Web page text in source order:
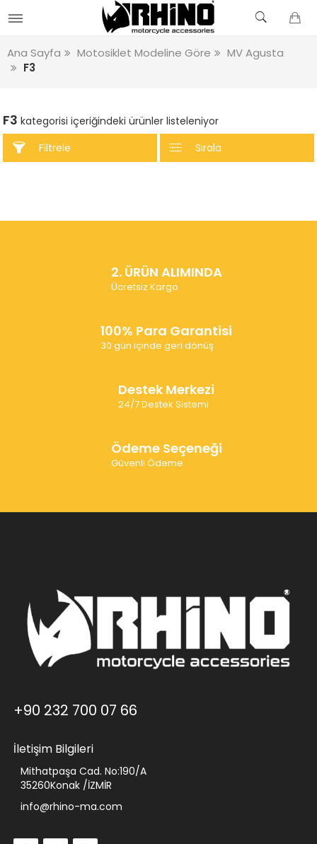
Ana Sayfa Motosiklet Modeline Göre
MV Agusta
F3
F3 kategorisi içeriğindeki ürünler listeleniyor
Filtrele
Sırala
2. ÜRÜN ALIMINDA
Ücretsiz Kargo
100% Para Garantisi
30 gün içinde geri dönüş
Destek Merkezi
24/7 Destek Sistemi
Ödeme Seçeneği
Güvenli Ödeme
+90 232 700 07 66
İletişim Bilgileri
Mithatpaşa Cad. No:190/A
35260Konak /İZMİR
info@rhino-ma.com